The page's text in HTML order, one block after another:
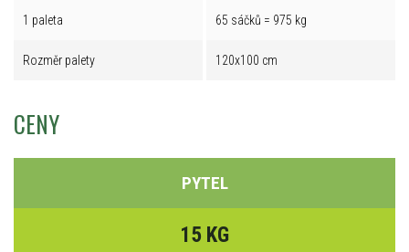
1 paleta 65 sáčků = 975 kg
Rozměr palety 120x100 cm
CENY
PYTEL
15 KG